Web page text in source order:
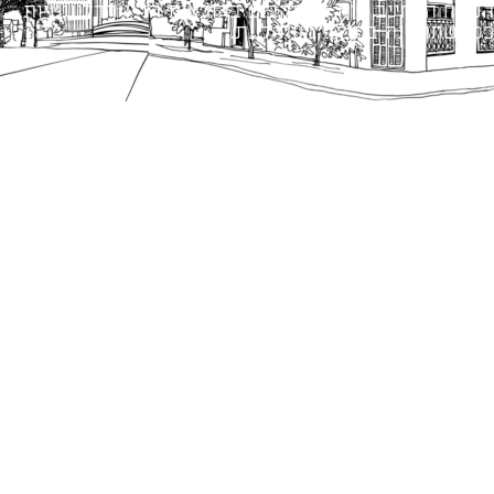
הנוסח המחייב הוא זה הקבוע בהוראות הדין הרלוונטיות
כפי שתהיינה בתוקף מעת לעת.